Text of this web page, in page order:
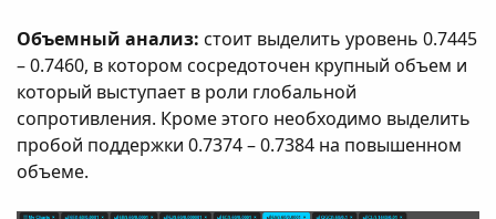
Объемный анализ: стоит выделить уровень 0.7445
– 0.7460, в котором сосредоточен крупный объем и
который выступает в роли глобальной
сопротивления. Кроме этого необходимо выделить
пробой поддержки 0.7374 – 0.7384 на повышенном
объеме.